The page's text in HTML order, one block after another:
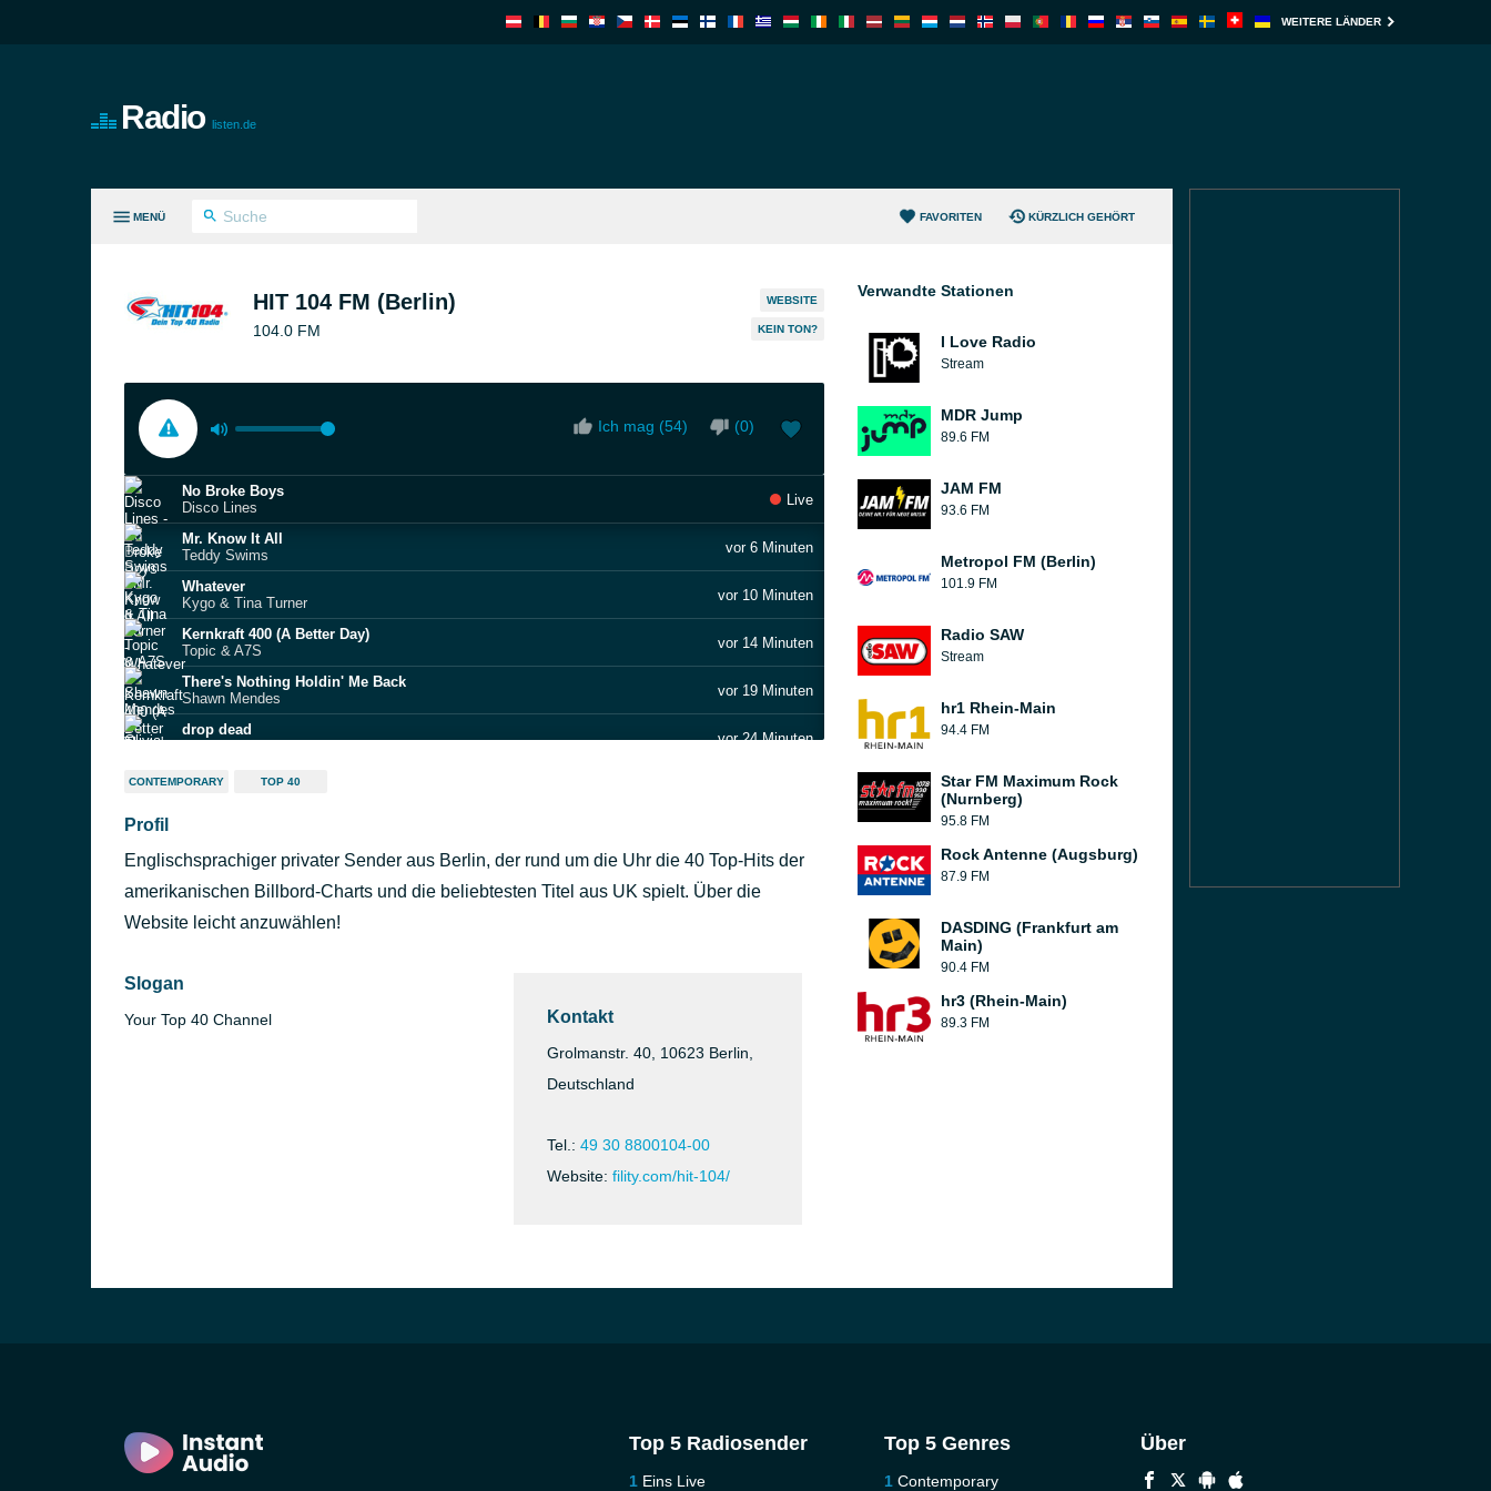
WEITERE LÄNDER
Radio listen.de
MENÜ FAVORITEN KÜRZLICH GEHÖRT
HIT 104 FM (Berlin)
104.0 FM
WEBSITE
KEIN TON?
Ich mag (54) (0)
No Broke Boys
Disco Lines
Live
Mr. Know It All
Teddy Swims
vor 6 Minuten
Whatever
Kygo & Tina Turner
vor 10 Minuten
Kernkraft 400 (A Better Day)
Topic & A7S
vor 14 Minuten
There's Nothing Holdin' Me Back
Shawn Mendes
vor 19 Minuten
drop dead
vor 24 Minuten
Physical
Friendships
Pascal Letoublon
vor 38 Minuten
New Religion
CONTEMPORARY TOP 40
Profil
Englischsprachiger privater Sender aus Berlin, der rund um die Uhr die 40 Top-Hits der
amerikanischen Billbord-Charts und die beliebtesten Titel aus UK spielt. Über die
Website leicht anzuwählen!
Slogan
Your Top 40 Channel Kontakt
Grolmanstr. 40, 10623 Berlin,
Deutschland
Tel.: 49 30 8800104-00
Website: fility.com/hit-104/
Verwandte Stationen
I Love Radio
Stream
MDR Jump
89.6 FM
JAM FM
93.6 FM
Metropol FM (Berlin)
101.9 FM
Radio SAW
Stream
hr1 Rhein-Main
94.4 FM
Star FM Maximum Rock
(Nurnberg)
95.8 FM
Rock Antenne (Augsburg)
87.9 FM
DASDING (Frankfurt am
Main)
90.4 FM
hr3 (Rhein-Main)
89.3 FM
Top 5 Radiosender
Eins Live
Top 5 Genres
Contemporary
Über